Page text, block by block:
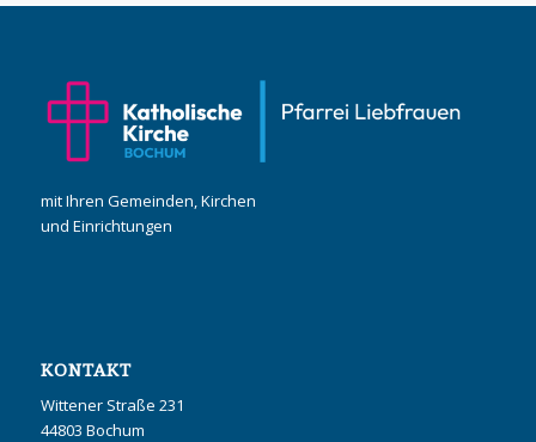
mit Ihren Gemeinden, Kirchen
und Einrichtungen
KONTAKT
Wittener Straße 231
44803 Bochum